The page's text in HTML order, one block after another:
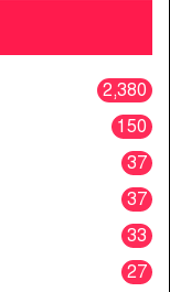
2,380
150
37
37
33
27